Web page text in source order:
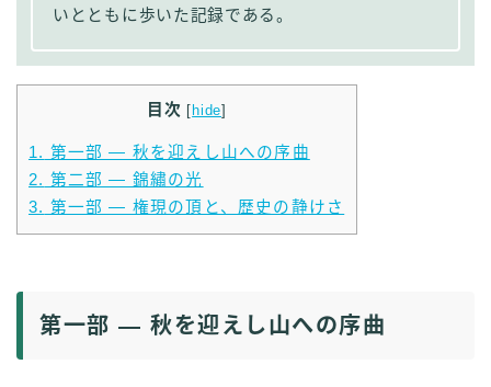
いとともに歩いた記録である。
目次 [hide]
1. 第一部 ― 秋を迎えし山への序曲
2. 第二部 ― 錦繡の光
3. 第一部 ― 権現の頂と、歴史の静けさ
第一部 ― 秋を迎えし山への序曲